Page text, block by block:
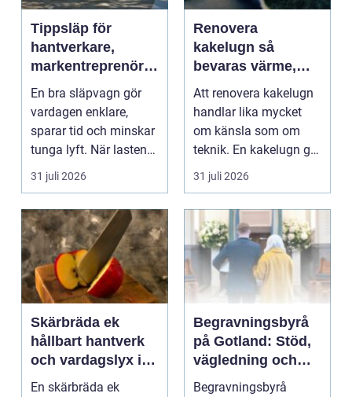
Tippsläp för
hantverkare,
markentreprenörer
och lantbruk en
praktisk guide
En bra släpvagn gör
vardagen enklare,
sparar tid och minskar
tunga lyft. När lasten
är bulkig, smuts...
31 juli 2026
Renovera
kakelugn så
bevaras värme,
historia och
trygghet
Att renovera kakelugn
handlar lika mycket
om känsla som om
teknik. En kakelugn ger
stilla värme, däm...
31 juli 2026
Skärbräda ek
hållbart hantverk
och vardagslyx i
köket
En skärbräda ek
Begravningsbyrå
på Gotland: Stöd,
vägledning och
trygga val
Begravningsbyrå